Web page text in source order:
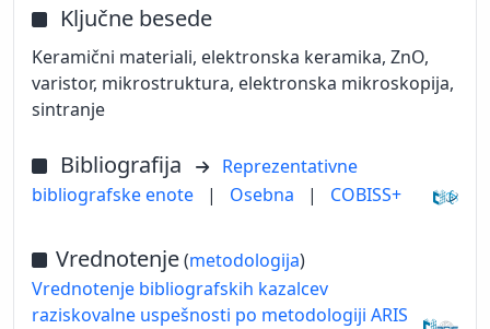
Ključne besede
Keramični materiali, elektronska keramika, ZnO,
varistor, mikrostruktura, elektronska mikroskopija,
sintranje
Bibliografija
Reprezentativne
bibliografske enote
| Osebna | COBISS+
Vrednotenje(metodologija)
Vrednotenje bibliografskih kazalcev
raziskovalne uspešnosti po metodologiji ARIS